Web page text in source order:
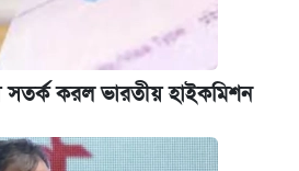
সতর্ক করল ভারতীয় হাইকমিশন